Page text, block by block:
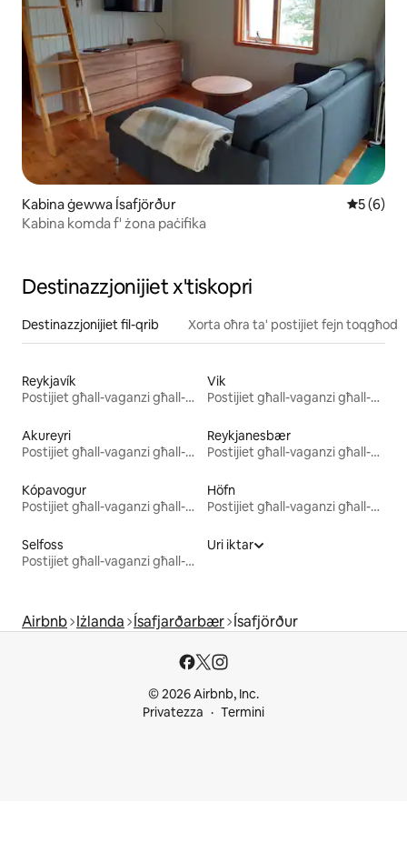
Kabina ġewwa Ísafjörður Rating
5 (6)
Kabina komda f' żona paċifika
Destinazzjonijiet x'tiskopri
Destinazzjonijiet fil-qrib Xorta oħra ta' postijiet fejn toqgħod
Reykjavík
Postijiet għall-vaganzi għall-kiri
Vik
Postijiet għall-vaganzi għall-kiri
Akureyri
Postijiet għall-vaganzi għall-kiri
Reykjanesbær
Postijiet għall-vaganzi għall-kiri
Kópavogur
Postijiet għall-vaganzi għall-kiri
Höfn
Postijiet għall-vaganzi għall-kiri
Selfoss
Postijiet għall-vaganzi għall-kiri
Uri iktar
Airbnb Iżlanda Ísafjarðarbær Ísafjörður
© 2026 Airbnb, Inc.
Privatezza
Termini